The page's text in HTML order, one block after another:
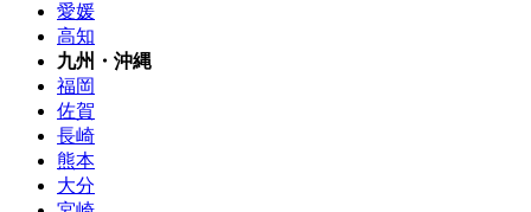
愛媛
高知
九州・沖縄
福岡
佐賀
長崎
熊本
大分